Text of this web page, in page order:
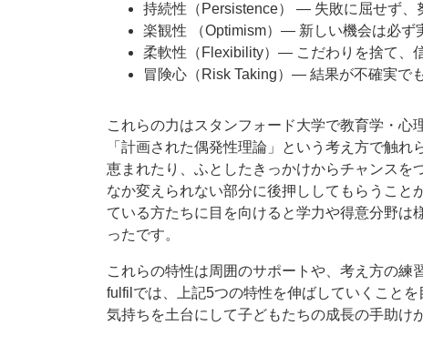
持続性（Persistence） ― 失敗に屈せず、
楽観性 （Optimism）― 新しい機会は必ず
柔軟性（Flexibility）― こだわりを捨て、
冒険心（Risk Taking）― 結果が不確実で
これらの力はスタンフォード大学で教育学・心
「計画された偶発性理論」という考え方で触
恵まれたり、ふとしたきっかけからチャンスを
なか変えられない部分に後押ししてもらうこと
ている方たちに目を向けると学力や得意分野
ったです。
これらの特性は周囲のサポートや、考え方の練
fulfilでは、上記5つの特性を伸ばしていくこと
気持ちを土台にして子どもたちの成長の手助け